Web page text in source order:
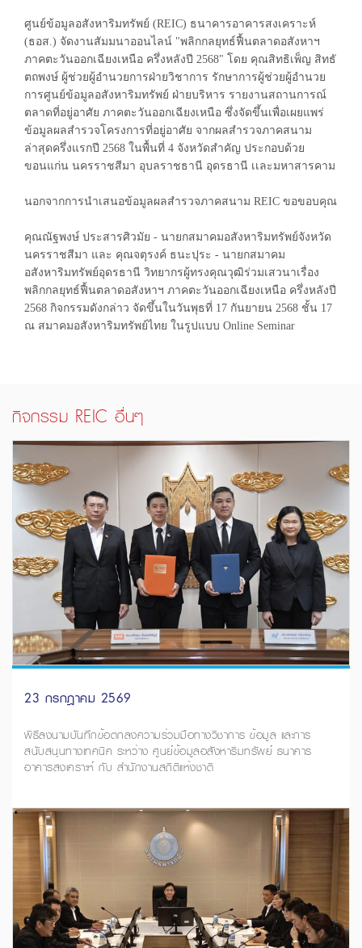
ศูนย์ข้อมูลอสังหาริมทรัพย์ (REIC) ธนาคารอาคารสงเคราะห์
(ธอส.) จัดงานสัมมนาออนไลน์ "พลิกกลยุทธ์ฟื้นตลาดอสังหาฯ
ภาคตะวันออกเฉียงเหนือ ครึ่งหลังปี 2568" โดย คุณสิทธิเพ็ญ สิทธั
ตถพงษ์ ผู้ช่วยผู้อำนวยการฝ่ายวิชาการ รักษาการผู้ช่วยผู้อำนวย
การศูนย์ข้อมูลอสังหาริมทรัพย์ ฝ่ายบริหาร รายงานสถานการณ์
ตลาดที่อยู่อาศัย ภาคตะวันออกเฉียงเหนือ ซึ่งจัดขึ้นเพื่อเผยแพร่
ข้อมูลผลสำรวจโครงการที่อยู่อาศัย จากผลสำรวจภาคสนาม
ล่าสุดครึ่งแรกปี 2568 ในพื้นที่ 4 จังหวัดสำคัญ ประกอบด้วย
ขอนแก่น นครราชสีมา อุบลราชธานี อุดรธานี เเละมหาสารคาม
นอกจากการนำเสนอข้อมูลผลสำรวจภาคสนาม REIC ขอขอบคุณ
คุณณัฐพงษ์ ประสารศิวมัย - นายกสมาคมอสังหาริมทรัพย์จังหวัด
นครราชสีมา และ คุณจตุรงค์ ธนะปุระ - นายกสมาคม
อสังหาริมทรัพย์อุดรธานี วิทยากรผู้ทรงคุณวุฒิร่วมเสวนาเรื่อง
พลิกกลยุทธ์ฟื้นตลาดอสังหาฯ ภาคตะวันออกเฉียงเหนือ ครึ่งหลังปี
2568 กิจกรรมดังกล่าว จัดขึ้นในวันพุธที่ 17 กันยายน 2568 ชั้น 17
ณ สมาคมอสังหาริมทรัพย์ไทย ในรูปแบบ Online Seminar
กิจกรรม REIC อื่นๆ
23 กรกฎาคม 2569
พิธีลงนามบันทึกข้อตกลงความร่วมมือทางวิชาการ ข้อมูล และการ
สนับสนุนทางเทคนิค ระหว่าง ศูนย์ข้อมูลอสังหาริมทรัพย์ ธนาคาร
อาคารสงเคราะห์ กับ สำนักงานสถิติแห่งชาติ